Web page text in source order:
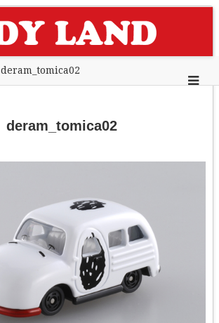
deram_tomica02
deram_tomica02